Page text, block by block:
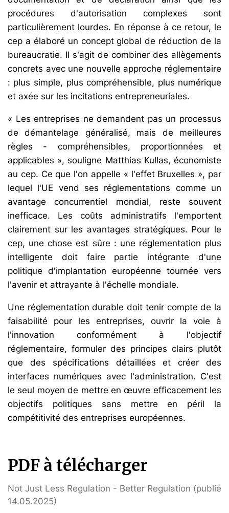
procédures d'autorisation complexes sont
particulièrement lourdes. En réponse à ce retour, le
cep a élaboré un concept global de réduction de la
bureaucratie. Il s'agit de combiner des allègements
concrets avec une nouvelle approche réglementaire
: plus simple, plus compréhensible, plus numérique
et axée sur les incitations entrepreneuriales.
« Les entreprises ne demandent pas un processus
de démantelage généralisé, mais de meilleures
règles - compréhensibles, proportionnées et
applicables », souligne Matthias Kullas, économiste
au cep. Ce que l'on appelle « l'effet Bruxelles », par
lequel l'UE vend ses réglementations comme un
avantage concurrentiel mondial, reste souvent
inefficace. Les coûts administratifs l'emportent
clairement sur les avantages stratégiques. Pour le
cep, une chose est sûre : une réglementation plus
intelligente doit faire partie intégrante d'une
politique d'implantation européenne tournée vers
l'avenir et attrayante à l'échelle mondiale.
Une réglementation durable doit tenir compte de la
faisabilité pour les entreprises, ouvrir la voie à
l'innovation conformément à l'objectif
réglementaire, formuler des principes clairs plutôt
que des spécifications détaillées et créer des
interfaces numériques avec l'administration. C'est
le seul moyen de mettre en œuvre efficacement les
objectifs politiques sans mettre en péril la
compétitivité des entreprises européennes.
PDF à télécharger
Not Just Less Regulation - Better Regulation (publié
14.05.2025)